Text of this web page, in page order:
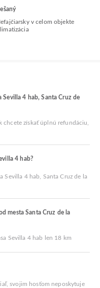
v celom objekte
Sevilla 4 hab, Santa Cruz de
chcete získať úplnú refundáciu,
4 hab?
Sevilla 4 hab, Santa Cruz de la
mesta Santa Cruz de la
Sevilla 4 hab len 18 km
svojim hosťom neposkytuje